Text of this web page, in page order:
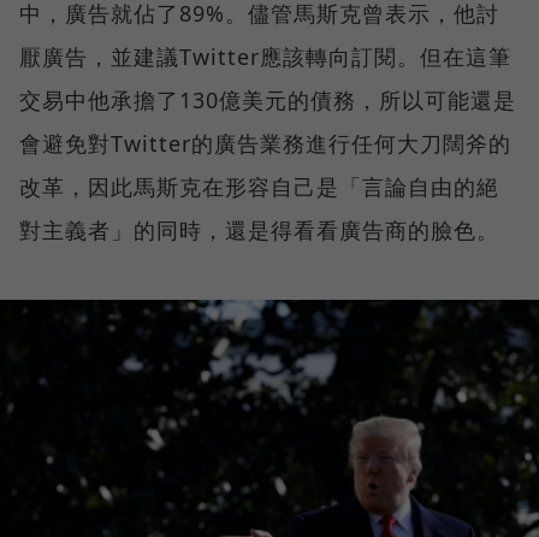
中，廣告就佔了89%。儘管馬斯克曾表示，他討
厭廣告，並建議Twitter應該轉向訂閱。但在這筆
交易中他承擔了130億美元的債務，所以可能還是
會避免對Twitter的廣告業務進行任何大刀闊斧的
改革，因此馬斯克在形容自己是「言論自由的絕
對主義者」的同時，還是得看看廣告商的臉色。